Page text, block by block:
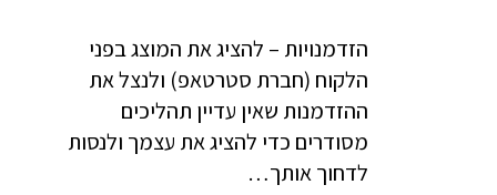
הזדמנויות – להציג את המוצג בפני
הלקוח (חברת סטרטאפ) ולנצל את
ההזדמנות שאין עדיין תהליכים
מסודרים כדי להציג את עצמך ולנסות
לדחוך אותך…